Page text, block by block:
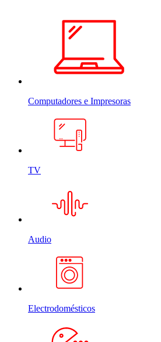
Computadores e Impresoras
TV
Audio
Electrodomésticos